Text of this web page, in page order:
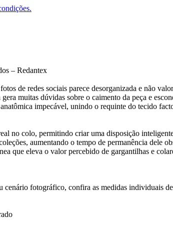
– Redantex
de redes sociais parece desorganizada e não
muitas dúvidas sobre o caimento da peça e
impecável, unindo o requinte do tecido
no colo, permitindo criar uma disposição
aumentando o tempo de permanência dele
que eleva o valor percebido de gargantilhas e
fotográfico, confira as medidas individuais